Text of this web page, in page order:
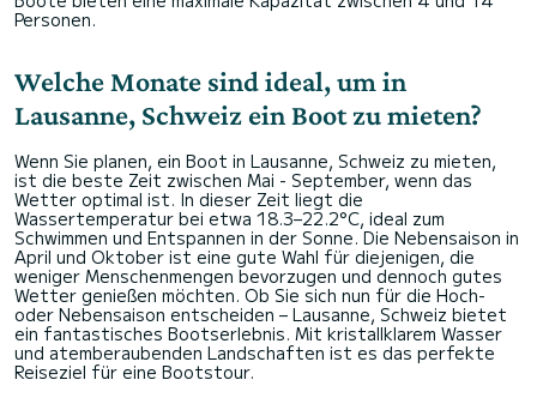
Personen.
Welche Monate sind ideal, um in
Lausanne, Schweiz ein Boot zu mieten?
Wenn Sie planen, ein Boot in Lausanne, Schweiz zu mieten,
ist die beste Zeit zwischen Mai - September, wenn das
Wetter optimal ist. In dieser Zeit liegt die
Wassertemperatur bei etwa 18.3–22.2°C, ideal zum
Schwimmen und Entspannen in der Sonne. Die Nebensaison in
April und Oktober ist eine gute Wahl für diejenigen, die
weniger Menschenmengen bevorzugen und dennoch gutes
Wetter genießen möchten. Ob Sie sich nun für die Hoch-
oder Nebensaison entscheiden – Lausanne, Schweiz bietet
ein fantastisches Bootserlebnis. Mit kristallklarem Wasser
und atemberaubenden Landschaften ist es das perfekte
Reiseziel für eine Bootstour.